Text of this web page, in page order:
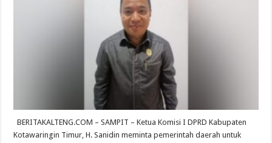
BERITAKALTENG.COM – SAMPIT – Ketua Komisi I DPRD Kabupaten
Kotawaringin Timur, H. Sanidin meminta pemerintah daerah untuk